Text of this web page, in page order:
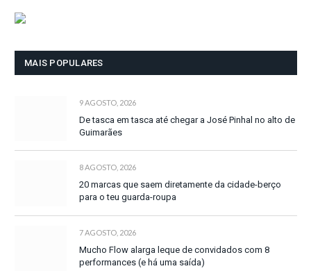
MAIS POPULARES
9 AGOSTO, 2026
De tasca em tasca até chegar a José Pinhal no alto de
Guimarães
8 AGOSTO, 2026
20 marcas que saem diretamente da cidade-berço
para o teu guarda-roupa
7 AGOSTO, 2026
Mucho Flow alarga leque de convidados com 8
performances (e há uma saída)